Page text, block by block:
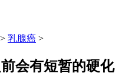
> 乳腺癌 >
会有短暂的硬化